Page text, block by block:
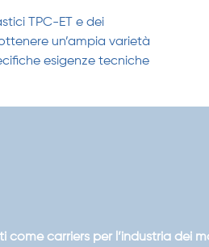
TPC-ET e dei
un’ampia varietà
esigenze tecniche
carriers per l’industria dei